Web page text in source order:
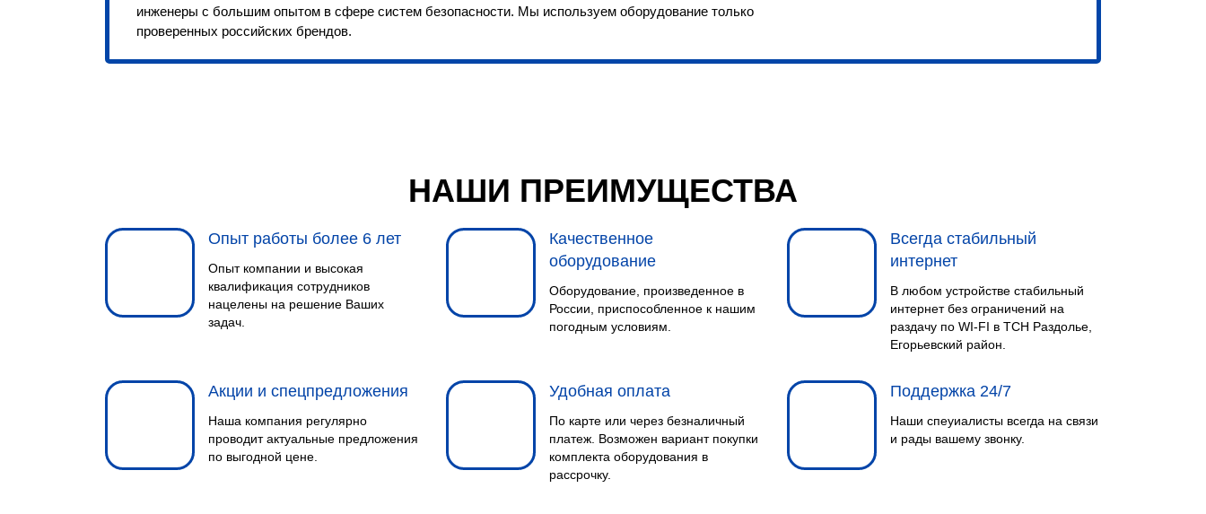
инженеры с большим опытом в сфере систем безопасности. Мы используем оборудование только
проверенных российских брендов.
НАШИ ПРЕИМУЩЕСТВА
Опыт работы более 6 лет
Опыт компании и высокая
квалификация сотрудников
нацелены на решение Ваших
задач.
Качественное
оборудование
Оборудование, произведенное в
России, приспособленное к нашим
погодным условиям.
Всегда стабильный
интернет
В любом устройстве стабильный
интернет без ограничений на
раздачу по WI-FI в ТСН Раздолье,
Егорьевский район.
Акции и спецпредложения
Наша компания регулярно
проводит актуальные предложения
по выгодной цене.
Удобная оплата
По карте или через безналичный
платеж. Возможен вариант покупки
комплекта оборудования в
рассрочку.
Поддержка 24/7
Наши спеуиалисты всегда на связи
и рады вашему звонку.